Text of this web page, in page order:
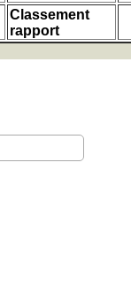
Classement
rapport